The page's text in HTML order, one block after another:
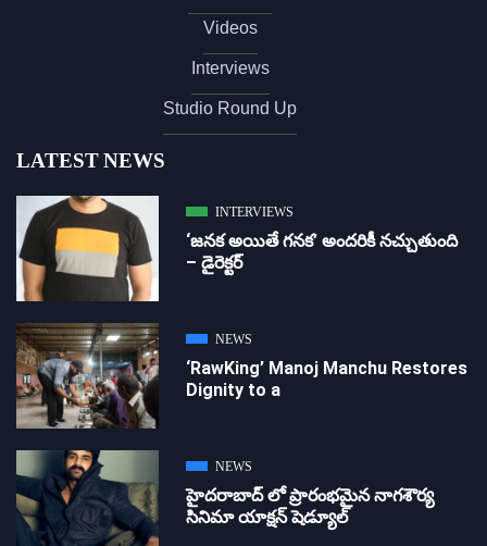
Videos
Interviews
Studio Round Up
LATEST NEWS
INTERVIEWS
‘జ‌న‌క అయితే గ‌న‌క‌’ అందరికీ నచ్చుతుంది
– డైరెక్ట‌ర్
NEWS
‘RawKing’ Manoj Manchu Restores
Dignity to a
NEWS
హైదరాబాద్ లో ప్రారంభమైన నాగశౌర్య
సినిమా యాక్షన్ షెడ్యూల్